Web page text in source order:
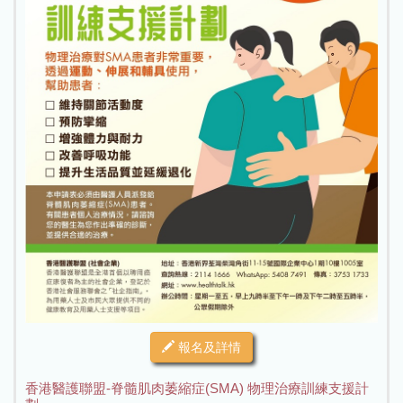
報名及詳情
香港醫護聯盟-脊髓肌肉萎縮症(SMA) 物理治療訓練支援計